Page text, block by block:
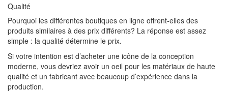
Qualité
Pourquoi les différentes boutiques en ligne offrent-elles des
produits similaires à des prix différents? La réponse est assez
simple : la qualité détermine le prix.
Si votre intention est d’acheter une icône de la conception
moderne, vous devriez avoir un oeil pour les matériaux de haute
qualité et un fabricant avec beaucoup d’expérience dans la
production.